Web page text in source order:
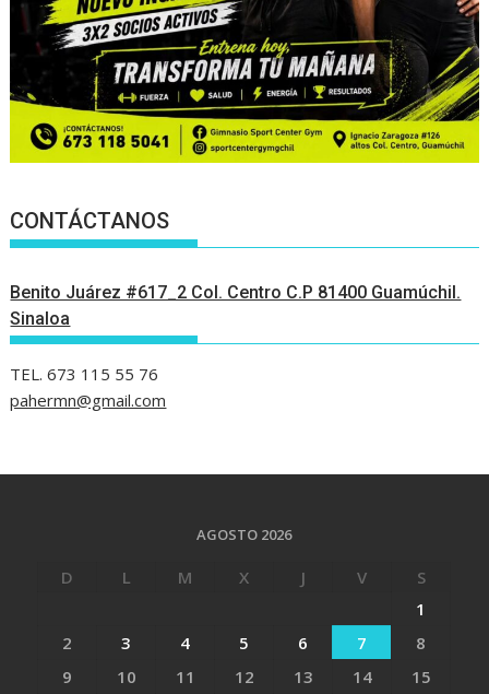
CONTÁCTANOS
Benito Juárez #617_2 Col. Centro C.P 81400 Guamúchil.
Sinaloa
TEL. 673 115 55 76
pahermn@gmail.com
AGOSTO 2026
D L M X J V
S
1
2
3 4 5 6 7
8
9
10 11 12 13 14 15